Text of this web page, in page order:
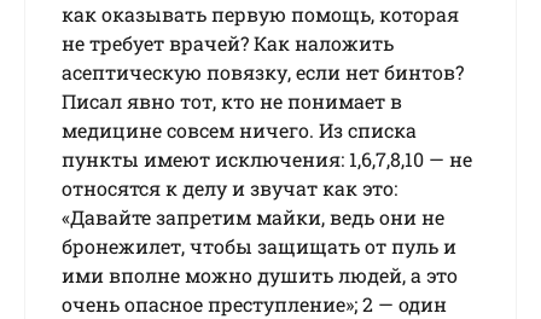
как оказывать первую помощь, которая
не требует врачей? Как наложить
асептическую повязку, если нет бинтов?
Писал явно тот, кто не понимает в
медицине совсем ничего. Из списка
пункты имеют исключения: 1,6,7,8,10 — не
относятся к делу и звучат как это:
«Давайте запретим майки, ведь они не
бронежилет, чтобы защищать от пуль и
ими вполне можно душить людей, а это
очень опасное преступление»; 2 — один